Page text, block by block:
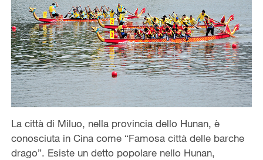
La città di Miluo, nella provincia dello Hunan, è
conosciuta in Cina come “Famosa città delle barche
drago”. Esiste un detto popolare nello Hunan,